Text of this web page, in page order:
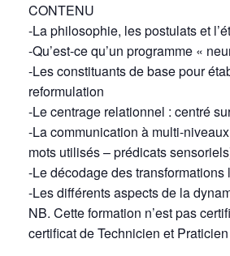
CONTENU
-La philosophie, les postulats et
-Qu’est-ce qu’un programme «
-Les constituants de base pour
reformulation
-Le centrage relationnel : centré sur
-La communication à multi-
mots utilisés – prédicats
-Le décodage des
-Les différents aspects de la
NB. Cette formation n’est pas
certificat de Technicien et